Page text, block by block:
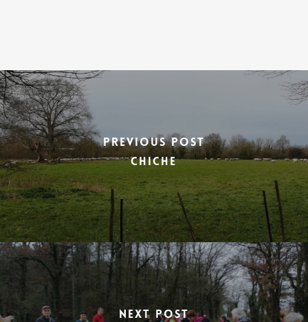
Previous Post
CHICHE
Next Post